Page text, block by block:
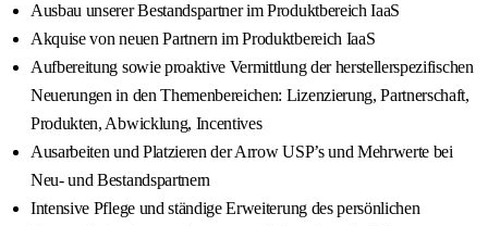
Ausbau unserer Bestandspartner im Produktbereich IaaS
Akquise von neuen Partnern im Produktbereich IaaS
Aufbereitung sowie proaktive Vermittlung der herstellerspezifischen
Neuerungen in den Themenbereichen: Lizenzierung, Partnerschaft,
Produkten, Abwicklung, Incentives
Ausarbeiten und Platzieren der Arrow USP’s und Mehrwerte bei
Neu- und Bestandspartnern
Intensive Pflege und ständige Erweiterung des persönlichen